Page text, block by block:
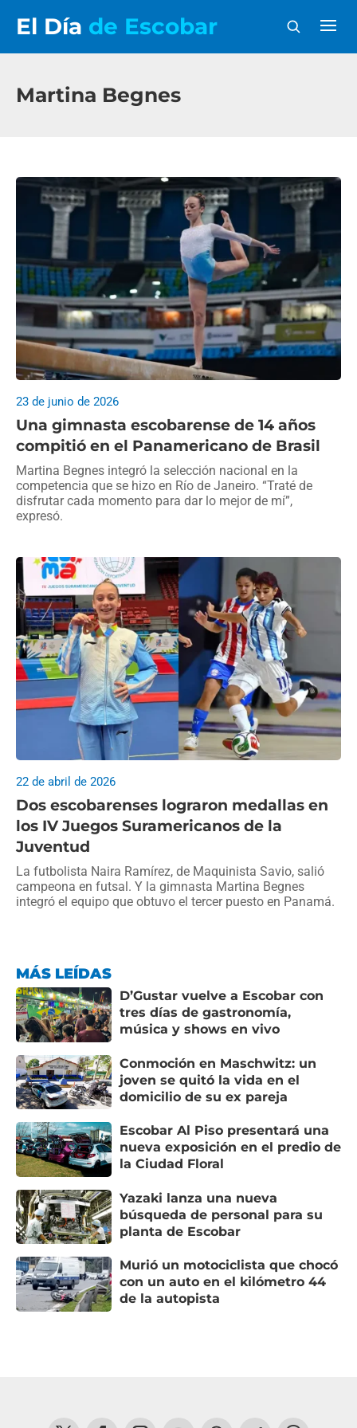
El Día de Escobar
Martina Begnes
Una gimnasta escobarense de 14 años
compitió en el Panamericano de Brasil
23 de junio de 2026
Martina Begnes integró la selección nacional en la
competencia que se hizo en Río de Janeiro. “Traté de
disfrutar cada momento para dar lo mejor de mí”,
expresó.
Dos escobarenses lograron medallas en
los IV Juegos Suramericanos de la
Juventud
22 de abril de 2026
La futbolista Naira Ramírez, de Maquinista Savio, salió
campeona en futsal. Y la gimnasta Martina Begnes
integró el equipo que obtuvo el tercer puesto en Panamá.
MÁS LEÍDAS
D’Gustar vuelve a Escobar con
tres días de gastronomía,
música y shows en vivo
Conmoción en Maschwitz: un
joven se quitó la vida en el
domicilio de su ex pareja
Escobar Al Piso presentará una
nueva exposición en el predio de
la Ciudad Floral
Yazaki lanza una nueva
búsqueda de personal para su
planta de Escobar
Murió un motociclista que chocó
con un auto en el kilómetro 44
de la autopista